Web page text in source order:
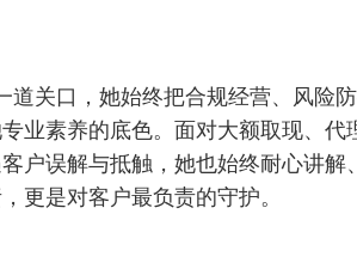
道关口，她始终把合规经营、风险
业素养的底色。面对大额取现、
户误解与抵触，她也始终耐心讲
更是对客户最负责的守护。